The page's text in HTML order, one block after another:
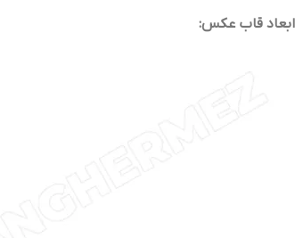
ابعاد قاب عکس: